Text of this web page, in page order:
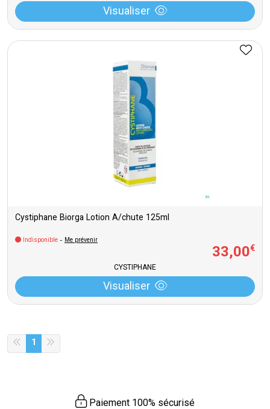
Visualiser
Cystiphane Biorga Lotion A/chute 125ml
Indisponible - Me prévenir
33,00€
CYSTIPHANE
Visualiser
1
Paiement 100% sécurisé